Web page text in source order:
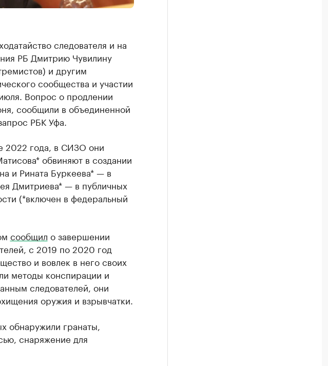
следователя и на
РБ Дмитрию Чувилину
и другим
сообщества и участии
Вопрос о продлении
сообщили в объединенной
РБК Уфа.
2022 года, в СИЗО они
обвиняют в создании
и Рината Буркеева* — в
Дмитриева* — в публичных
(*включен в федеральный
сообщил о завершении
с 2019 по 2020 год
и вовлек в него своих
методы конспирации и
следователей, они
оружия и взрывчатки.
обнаружили гранаты,
снаряжение для